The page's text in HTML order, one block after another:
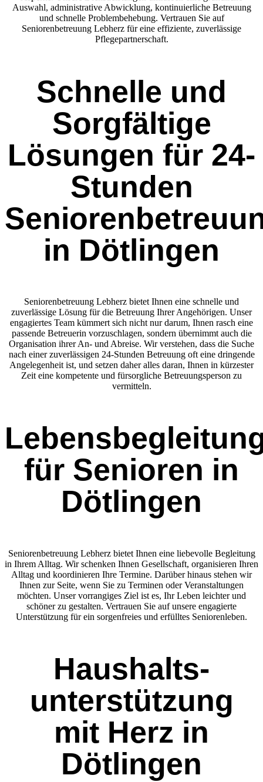
Auswahl, administrative Abwicklung, kontinuierliche Betreuung
und schnelle Problembehebung. Vertrauen Sie auf
Seniorenbetreuung Lebherz für eine effiziente, zuverlässige
Pflegepartnerschaft.
Schnelle und
Sorgfältige
Lösungen für 24-
Stunden
in Dötlingen
Seniorenbetreuung Lebherz bietet Ihnen eine schnelle und
zuverlässige Lösung für die Betreuung Ihrer Angehörigen. Unser
engagiertes Team kümmert sich nicht nur darum, Ihnen rasch eine
passende Betreuerin vorzuschlagen, sondern übernimmt auch die
Organisation ihrer An- und Abreise. Wir verstehen, dass die Suche
nach einer zuverlässigen 24-Stunden Betreuung oft eine dringende
Angelegenheit ist, und setzen daher alles daran, Ihnen in kürzester
Zeit eine kompetente und fürsorgliche Betreuungsperson zu
vermitteln.
für Senioren in
Dötlingen
Seniorenbetreuung Lebherz bietet Ihnen eine liebevolle Begleitung
in Ihrem Alltag. Wir schenken Ihnen Gesellschaft, organisieren Ihren
Alltag und koordinieren Ihre Termine. Darüber hinaus stehen wir
Ihnen zur Seite, wenn Sie zu Terminen oder Veranstaltungen
möchten. Unser vorrangiges Ziel ist es, Ihr Leben leichter und
schöner zu gestalten. Vertrauen Sie auf unsere engagierte
Unterstützung für ein sorgenfreies und erfülltes Seniorenleben.
Haushalts­
unterstützung
mit Herz in
Dötlingen